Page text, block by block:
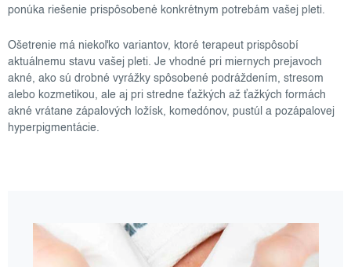
ponúka riešenie prispôsobené konkrétnym potrebám vašej pleti.
Ošetrenie má niekoľko variantov, ktoré terapeut prispôsobí
aktuálnemu stavu vašej pleti. Je vhodné pri miernych prejavoch
akné, ako sú drobné vyrážky spôsobené podráždením, stresom
alebo kozmetikou, ale aj pri stredne ťažkých až ťažkých formách
akné vrátane zápalových ložísk, komedónov, pustúl a pozápalovej
hyperpigmentácie.